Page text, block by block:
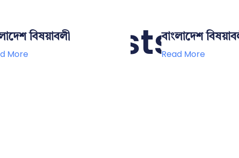
Posts
বিষয়াবলী
More
বাংলাদেশ
Read More